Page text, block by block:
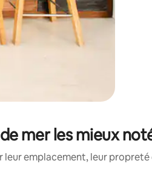
mer les mieux
leur emplacement, leur